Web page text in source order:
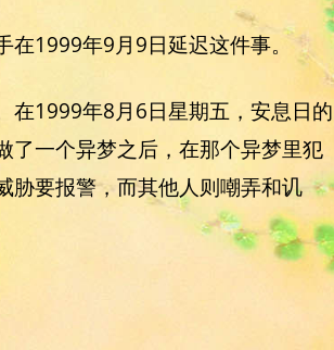
在1999年9月9日延迟这件事。
在1999年8月6日星期五，安息日的
了一个异梦之后，在那个异梦里犯
胁要报警，而其他人则嘲弄和讥